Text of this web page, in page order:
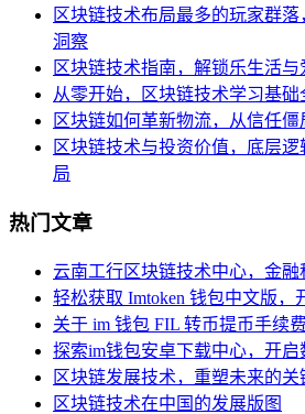
区块链技术布局最多的玩家群
洞察
区块链技术指南，解锁乐生活
从零开始，区块链技术学习基础
区块链如何革新物流，从信任
区块链技术与投资价值，底层
局
热门文章
云南工行区块链技术中心，金融
轻松获取 Imtoken 钱包中文版，
关于 im 钱包 FIL 转币提币手续
探索im钱包安卓下载中心，开启
区块链发展技术，重塑未来的关
区块链技术在中国的发展版图